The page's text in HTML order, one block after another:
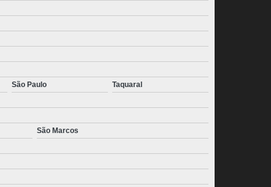
São Paulo
Taquaral
São Marcos